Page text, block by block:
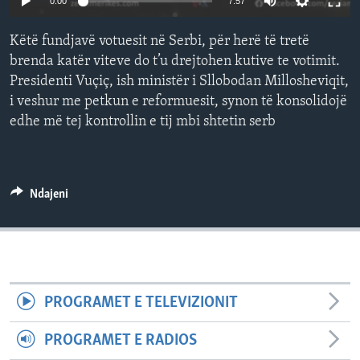
DITARI
Këtë fundjavë votuesit në Serbi, për herë të tretë
brenda katër viteve do t’u drejtohen kutive te votimit.
Presidenti Vuçiç, ish ministër i Sllobodan Millosheviqit,
i veshur me petkun e reformuesit, synon të konsolidojë
edhe më tej kontrollin e tij mbi shtetin serb
Ndajeni
PROGRAMET E TELEVIZIONIT
PROGRAMET E RADIOS